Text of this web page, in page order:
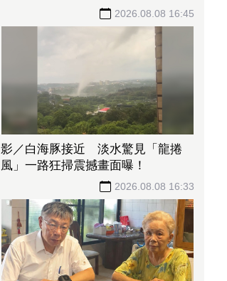
2026.08.08 16:45
影／白海豚接近 淡水驚見「龍捲
風」一路狂掃震撼畫面曝！
2026.08.08 16:33